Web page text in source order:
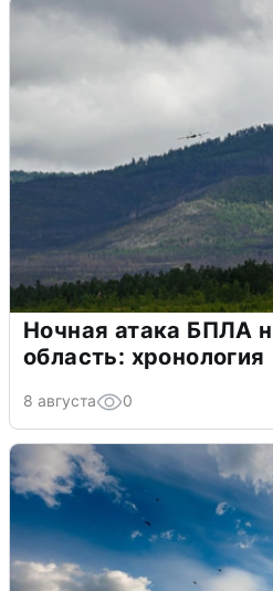
Ночная атака БПЛА
область: хронология
8 августа 0